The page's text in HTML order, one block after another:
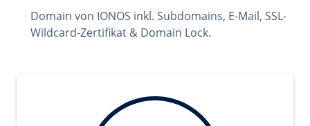
Domain von IONOS inkl. Subdomains, E-Mail, SSL-
Wildcard-Zertifikat & Domain Lock.